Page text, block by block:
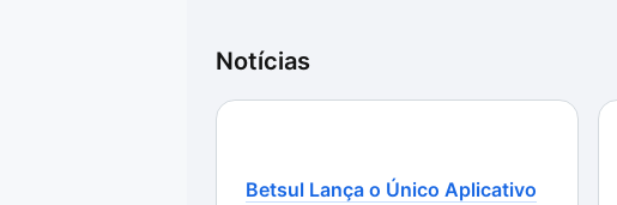
Notícias
Betsul Lança o Único Aplicativo